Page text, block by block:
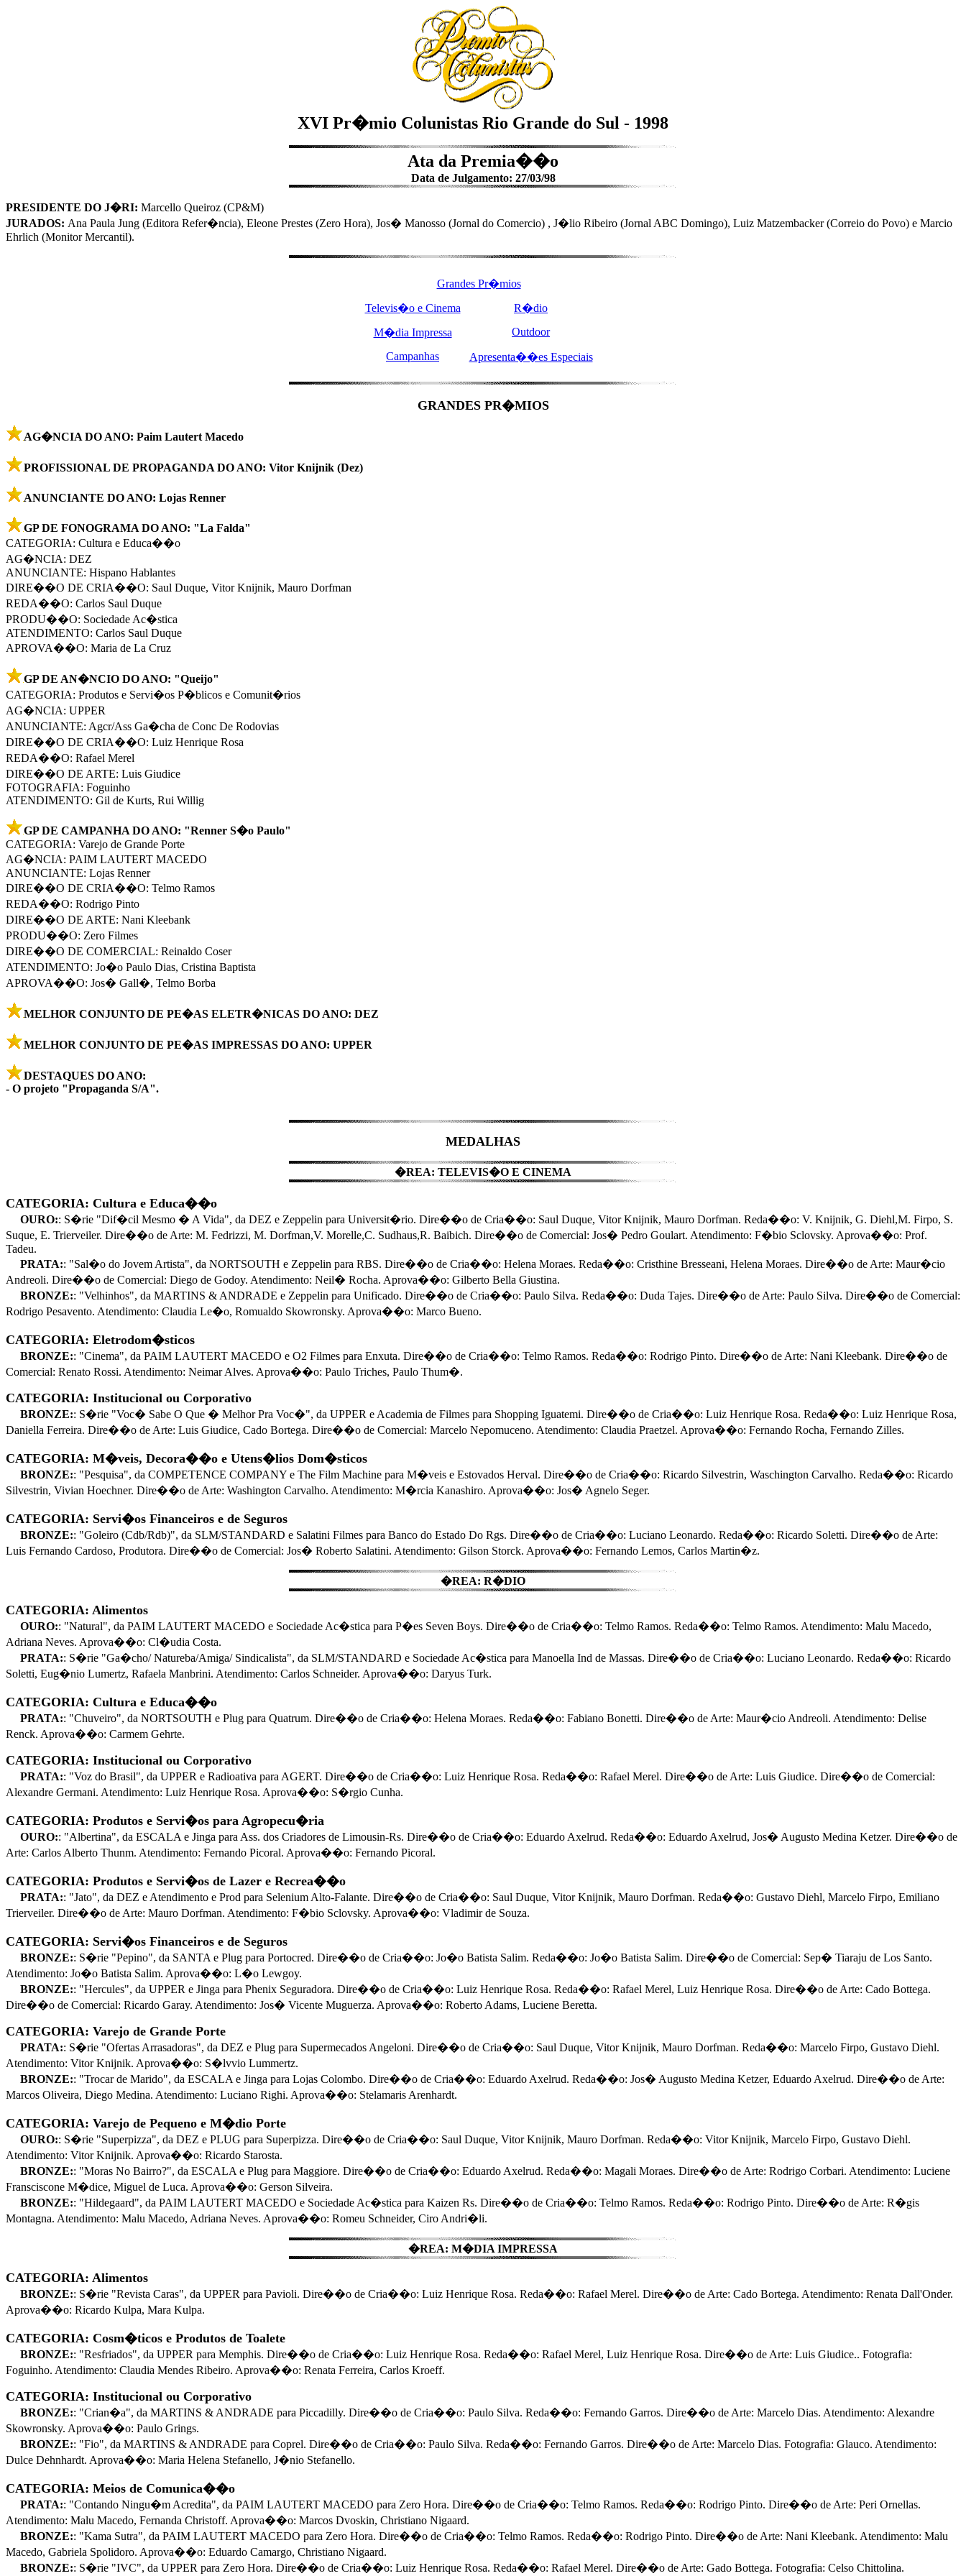
XVI Pr�mio Colunistas Rio Grande do Sul - 1998
Ata da Premia��o
Data de Julgamento: 27/03/98
PRESIDENTE DO J�RI: Marcello Queiroz (CP&M)
JURADOS: Ana Paula Jung (Editora Refer�ncia), Eleone Prestes (Zero Hora), Jos� Manosso (Jornal do Comercio) , J�lio Ribeiro (Jornal ABC Domingo), Luiz Matzembacker (Correio do Povo) e Marcio
Ehrlich (Monitor Mercantil).
Grandes Pr�mios
Televis�o e Cinema
R�dio
M�dia Impressa
Outdoor
Campanhas
Apresenta��es Especiais
GRANDES PR�MIOS
AG�NCIA DO ANO: Paim Lautert Macedo
PROFISSIONAL DE PROPAGANDA DO ANO: Vitor Knijnik (Dez)
ANUNCIANTE DO ANO: Lojas Renner
GP DE FONOGRAMA DO ANO: "La Falda"
CATEGORIA: Cultura e Educa��o
AG�NCIA: DEZ
ANUNCIANTE: Hispano Hablantes
DIRE��O DE CRIA��O: Saul Duque, Vitor Knijnik, Mauro Dorfman
REDA��O: Carlos Saul Duque
PRODU��O: Sociedade Ac�stica
ATENDIMENTO: Carlos Saul Duque
APROVA��O: Maria de La Cruz
GP DE AN�NCIO DO ANO: "Queijo"
CATEGORIA: Produtos e Servi�os P�blicos e Comunit�rios
AG�NCIA: UPPER
ANUNCIANTE: Agcr/Ass Ga�cha de Conc De Rodovias
DIRE��O DE CRIA��O: Luiz Henrique Rosa
REDA��O: Rafael Merel
DIRE��O DE ARTE: Luis Giudice
FOTOGRAFIA: Foguinho
ATENDIMENTO: Gil de Kurts, Rui Willig
GP DE CAMPANHA DO ANO: "Renner S�o Paulo"
CATEGORIA: Varejo de Grande Porte
AG�NCIA: PAIM LAUTERT MACEDO
ANUNCIANTE: Lojas Renner
DIRE��O DE CRIA��O: Telmo Ramos
REDA��O: Rodrigo Pinto
DIRE��O DE ARTE: Nani Kleebank
PRODU��O: Zero Filmes
DIRE��O DE COMERCIAL: Reinaldo Coser
ATENDIMENTO: Jo�o Paulo Dias, Cristina Baptista
APROVA��O: Jos� Gall�, Telmo Borba
MELHOR CONJUNTO DE PE�AS ELETR�NICAS DO ANO: DEZ
MELHOR CONJUNTO DE PE�AS IMPRESSAS DO ANO: UPPER
DESTAQUES DO ANO:
- O projeto "Propaganda S/A".
MEDALHAS
�REA: TELEVIS�O E CINEMA
CATEGORIA: Cultura e Educa��o
OURO:: S�rie "Dif�cil Mesmo � A Vida", da DEZ e Zeppelin para Universit�rio. Dire��o de Cria��o: Saul Duque, Vitor Knijnik, Mauro Dorfman. Reda��o: V. Knijnik, G. Diehl,M. Firpo, S.
Suque, E. Trierveiler. Dire��o de Arte: M. Fedrizzi, M. Dorfman,V. Morelle,C. Sudhaus,R. Baibich. Dire��o de Comercial: Jos� Pedro Goulart. Atendimento: F�bio Sclovsky. Aprova��o: Prof.
Tadeu.
PRATA:: "Sal�o do Jovem Artista", da NORTSOUTH e Zeppelin para RBS. Dire��o de Cria��o: Helena Moraes. Reda��o: Cristhine Bresseani, Helena Moraes. Dire��o de Arte: Maur�cio
Andreoli. Dire��o de Comercial: Diego de Godoy. Atendimento: Neil� Rocha. Aprova��o: Gilberto Bella Giustina.
BRONZE:: "Velhinhos", da MARTINS & ANDRADE e Zeppelin para Unificado. Dire��o de Cria��o: Paulo Silva. Reda��o: Duda Tajes. Dire��o de Arte: Paulo Silva. Dire��o de Comercial:
Rodrigo Pesavento. Atendimento: Claudia Le�o, Romualdo Skowronsky. Aprova��o: Marco Bueno.
CATEGORIA: Eletrodom�sticos
BRONZE:: "Cinema", da PAIM LAUTERT MACEDO e O2 Filmes para Enxuta. Dire��o de Cria��o: Telmo Ramos. Reda��o: Rodrigo Pinto. Dire��o de Arte: Nani Kleebank. Dire��o de
Comercial: Renato Rossi. Atendimento: Neimar Alves. Aprova��o: Paulo Triches, Paulo Thum�.
CATEGORIA: Institucional ou Corporativo
BRONZE:: S�rie "Voc� Sabe O Que � Melhor Pra Voc�", da UPPER e Academia de Filmes para Shopping Iguatemi. Dire��o de Cria��o: Luiz Henrique Rosa. Reda��o: Luiz Henrique Rosa,
Daniella Ferreira. Dire��o de Arte: Luis Giudice, Cado Bortega. Dire��o de Comercial: Marcelo Nepomuceno. Atendimento: Claudia Praetzel. Aprova��o: Fernando Rocha, Fernando Zilles.
CATEGORIA: M�veis, Decora��o e Utens�lios Dom�sticos
BRONZE:: "Pesquisa", da COMPETENCE COMPANY e The Film Machine para M�veis e Estovados Herval. Dire��o de Cria��o: Ricardo Silvestrin, Waschington Carvalho. Reda��o: Ricardo
Silvestrin, Vivian Hoechner. Dire��o de Arte: Washington Carvalho. Atendimento: M�rcia Kanashiro. Aprova��o: Jos� Agnelo Seger.
CATEGORIA: Servi�os Financeiros e de Seguros
BRONZE:: "Goleiro (Cdb/Rdb)", da SLM/STANDARD e Salatini Filmes para Banco do Estado Do Rgs. Dire��o de Cria��o: Luciano Leonardo. Reda��o: Ricardo Soletti. Dire��o de Arte:
Luis Fernando Cardoso, Produtora. Dire��o de Comercial: Jos� Roberto Salatini. Atendimento: Gilson Storck. Aprova��o: Fernando Lemos, Carlos Martin�z.
�REA: R�DIO
CATEGORIA: Alimentos
OURO:: "Natural", da PAIM LAUTERT MACEDO e Sociedade Ac�stica para P�es Seven Boys. Dire��o de Cria��o: Telmo Ramos. Reda��o: Telmo Ramos. Atendimento: Malu Macedo,
Adriana Neves. Aprova��o: Cl�udia Costa.
PRATA:: S�rie "Ga�cho/ Natureba/Amiga/ Sindicalista", da SLM/STANDARD e Sociedade Ac�stica para Manoella Ind de Massas. Dire��o de Cria��o: Luciano Leonardo. Reda��o: Ricardo
Soletti, Eug�nio Lumertz, Rafaela Manbrini. Atendimento: Carlos Schneider. Aprova��o: Daryus Turk.
CATEGORIA: Cultura e Educa��o
PRATA:: "Chuveiro", da NORTSOUTH e Plug para Quatrum. Dire��o de Cria��o: Helena Moraes. Reda��o: Fabiano Bonetti. Dire��o de Arte: Maur�cio Andreoli. Atendimento: Delise
Renck. Aprova��o: Carmem Gehrte.
CATEGORIA: Institucional ou Corporativo
PRATA:: "Voz do Brasil", da UPPER e Radioativa para AGERT. Dire��o de Cria��o: Luiz Henrique Rosa. Reda��o: Rafael Merel. Dire��o de Arte: Luis Giudice. Dire��o de Comercial:
Alexandre Germani. Atendimento: Luiz Henrique Rosa. Aprova��o: S�rgio Cunha.
CATEGORIA: Produtos e Servi�os para Agropecu�ria
OURO:: "Albertina", da ESCALA e Jinga para Ass. dos Criadores de Limousin-Rs. Dire��o de Cria��o: Eduardo Axelrud. Reda��o: Eduardo Axelrud, Jos� Augusto Medina Ketzer. Dire��o de
Arte: Carlos Alberto Thunm. Atendimento: Fernando Picoral. Aprova��o: Fernando Picoral.
CATEGORIA: Produtos e Servi�os de Lazer e Recrea��o
PRATA:: "Jato", da DEZ e Atendimento e Prod para Selenium Alto-Falante. Dire��o de Cria��o: Saul Duque, Vitor Knijnik, Mauro Dorfman. Reda��o: Gustavo Diehl, Marcelo Firpo, Emiliano
Trierveiler. Dire��o de Arte: Mauro Dorfman. Atendimento: F�bio Sclovsky. Aprova��o: Vladimir de Souza.
CATEGORIA: Servi�os Financeiros e de Seguros
BRONZE:: S�rie "Pepino", da SANTA e Plug para Portocred. Dire��o de Cria��o: Jo�o Batista Salim. Reda��o: Jo�o Batista Salim. Dire��o de Comercial: Sep� Tiaraju de Los Santo.
Atendimento: Jo�o Batista Salim. Aprova��o: L�o Lewgoy.
BRONZE:: "Hercules", da UPPER e Jinga para Phenix Seguradora. Dire��o de Cria��o: Luiz Henrique Rosa. Reda��o: Rafael Merel, Luiz Henrique Rosa. Dire��o de Arte: Cado Bottega.
Dire��o de Comercial: Ricardo Garay. Atendimento: Jos� Vicente Muguerza. Aprova��o: Roberto Adams, Luciene Beretta.
CATEGORIA: Varejo de Grande Porte
PRATA:: S�rie "Ofertas Arrasadoras", da DEZ e Plug para Supermecados Angeloni. Dire��o de Cria��o: Saul Duque, Vitor Knijnik, Mauro Dorfman. Reda��o: Marcelo Firpo, Gustavo Diehl.
Atendimento: Vitor Knijnik. Aprova��o: S�lvvio Lummertz.
BRONZE:: "Trocar de Marido", da ESCALA e Jinga para Lojas Colombo. Dire��o de Cria��o: Eduardo Axelrud. Reda��o: Jos� Augusto Medina Ketzer, Eduardo Axelrud. Dire��o de Arte:
Marcos Oliveira, Diego Medina. Atendimento: Luciano Righi. Aprova��o: Stelamaris Arenhardt.
CATEGORIA: Varejo de Pequeno e M�dio Porte
OURO:: S�rie "Superpizza", da DEZ e PLUG para Superpizza. Dire��o de Cria��o: Saul Duque, Vitor Knijnik, Mauro Dorfman. Reda��o: Vitor Knijnik, Marcelo Firpo, Gustavo Diehl.
Atendimento: Vitor Knijnik. Aprova��o: Ricardo Starosta.
BRONZE:: "Moras No Bairro?", da ESCALA e Plug para Maggiore. Dire��o de Cria��o: Eduardo Axelrud. Reda��o: Magali Moraes. Dire��o de Arte: Rodrigo Corbari. Atendimento: Luciene
Fransciscone M�dice, Miguel de Luca. Aprova��o: Gerson Silveira.
BRONZE:: "Hildegaard", da PAIM LAUTERT MACEDO e Sociedade Ac�stica para Kaizen Rs. Dire��o de Cria��o: Telmo Ramos. Reda��o: Rodrigo Pinto. Dire��o de Arte: R�gis
Montagna. Atendimento: Malu Macedo, Adriana Neves. Aprova��o: Romeu Schneider, Ciro Andri�li.
�REA: M�DIA IMPRESSA
CATEGORIA: Alimentos
BRONZE:: S�rie "Revista Caras", da UPPER para Pavioli. Dire��o de Cria��o: Luiz Henrique Rosa. Reda��o: Rafael Merel. Dire��o de Arte: Cado Bortega. Atendimento: Renata Dall'Onder.
Aprova��o: Ricardo Kulpa, Mara Kulpa.
CATEGORIA: Cosm�ticos e Produtos de Toalete
BRONZE:: "Resfriados", da UPPER para Memphis. Dire��o de Cria��o: Luiz Henrique Rosa. Reda��o: Rafael Merel, Luiz Henrique Rosa. Dire��o de Arte: Luis Giudice.. Fotografia:
Foguinho. Atendimento: Claudia Mendes Ribeiro. Aprova��o: Renata Ferreira, Carlos Kroeff.
CATEGORIA: Institucional ou Corporativo
BRONZE:: "Crian�a", da MARTINS & ANDRADE para Piccadilly. Dire��o de Cria��o: Paulo Silva. Reda��o: Fernando Garros. Dire��o de Arte: Marcelo Dias. Atendimento: Alexandre
Skowronsky. Aprova��o: Paulo Grings.
BRONZE:: "Fio", da MARTINS & ANDRADE para Coprel. Dire��o de Cria��o: Paulo Silva. Reda��o: Fernando Garros. Dire��o de Arte: Marcelo Dias. Fotografia: Glauco. Atendimento:
Dulce Dehnhardt. Aprova��o: Maria Helena Stefanello, J�nio Stefanello.
CATEGORIA: Meios de Comunica��o
PRATA:: "Contando Ningu�m Acredita", da PAIM LAUTERT MACEDO para Zero Hora. Dire��o de Cria��o: Telmo Ramos. Reda��o: Rodrigo Pinto. Dire��o de Arte: Peri Ornellas.
Atendimento: Malu Macedo, Fernanda Christoff. Aprova��o: Marcos Dvoskin, Christiano Nigaard.
BRONZE:: "Kama Sutra", da PAIM LAUTERT MACEDO para Zero Hora. Dire��o de Cria��o: Telmo Ramos. Reda��o: Rodrigo Pinto. Dire��o de Arte: Nani Kleebank. Atendimento: Malu
Macedo, Gabriela Spolidoro. Aprova��o: Eduardo Camargo, Christiano Nigaard.
BRONZE:: S�rie "IVC", da UPPER para Zero Hora. Dire��o de Cria��o: Luiz Henrique Rosa. Reda��o: Rafael Merel. Dire��o de Arte: Gado Bottega. Fotografia: Celso Chittolina.